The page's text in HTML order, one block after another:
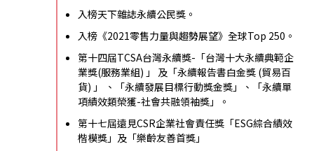
入榜天下雜誌永續公民獎。
入榜《2021零售力量與趨勢展望》全球Top 250。
第十四屆TCSA台灣永續獎-「台灣十大永續典範企
業獎(服務業組) 」 及「永續報告書白金獎 (貿易百
貨) 」 、「永續發展目標行動獎金獎」、「永續單
項績效類榮獲-社會共融領袖獎」。
第十七屆遠見CSR企業社會責任獎「ESG綜合績效
楷模獎」及「樂齡友善首獎」